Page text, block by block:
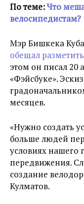
По теме:Что
велосипедистам?
Мэр Бишкека
обещал разметить
этом он писал 20
«Фэйсбуке».
месяцев.
«Нужно создать
больше людей
условиях нашего
передвижения.
создание
Кулматов.